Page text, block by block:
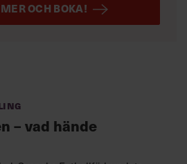
– vad hände
OCH BOKA!